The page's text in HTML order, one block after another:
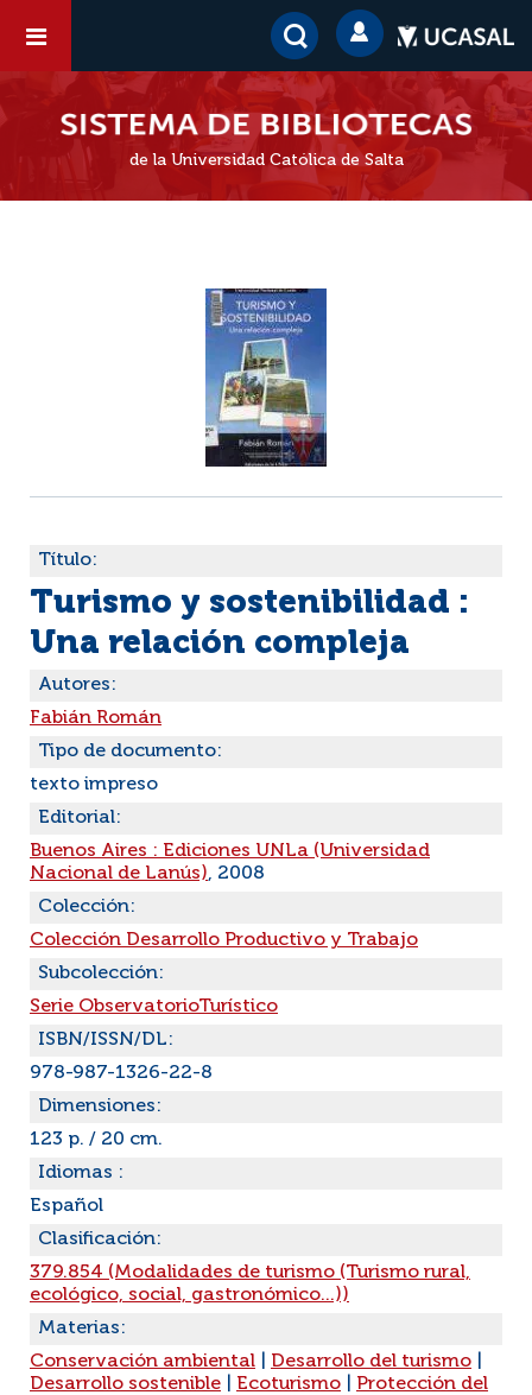
de la Universidad Católica de Salta
Título:
Turismo y sostenibilidad :
Una relación compleja
Autores:
Fabián Román
Tipo de documento:
texto impreso
Editorial:
Buenos Aires : Ediciones UNLa (Universidad
Nacional de Lanús), 2008
Colección:
Colección Desarrollo Productivo y Trabajo
Subcolección:
Serie ObservatorioTurístico
ISBN/ISSN/DL:
978-987-1326-22-8
Dimensiones:
123 p. / 20 cm.
Idiomas :
Español
Clasificación:
379.854 (Modalidades de turismo (Turismo rural,
ecológico, social, gastronómico...))
Materias:
Conservación ambiental
Desarrollo del turismo
Desarrollo sostenible
Ecoturismo
Protección del